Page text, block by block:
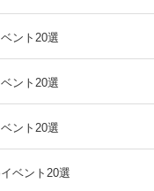
ント20選
ント20選
ント20選
ベント20選